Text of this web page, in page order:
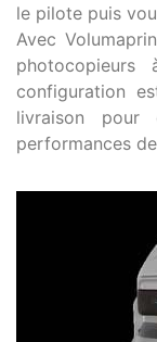
le pilote puis
Avec
configuration
livraison pour
performances